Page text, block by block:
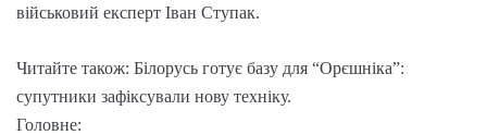
військовий експерт Іван Ступак.
Читайте також: Білорусь готує базу для “Орєшніка”:
супутники зафіксували нову техніку.
Головне: